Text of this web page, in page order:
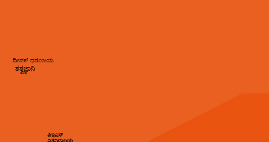
ದೀಪಕ್ ಧನಂಜಯ
ತತ್ವಜ್ಞಾನಿ
ಪಿಇಎಸ್
ವಿಶ್ವವಿದ್ಯಾಲಯ